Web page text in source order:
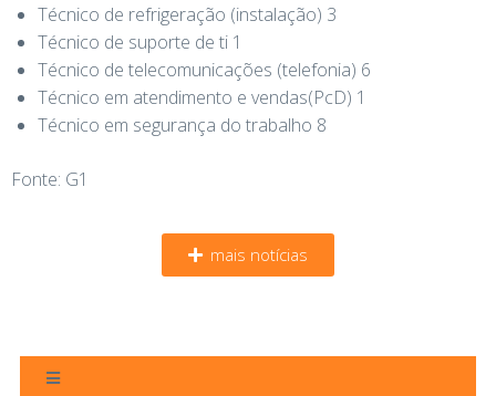
Técnico de refrigeração (instalação) 3
Técnico de suporte de ti 1
Técnico de telecomunicações (telefonia) 6
Técnico em atendimento e vendas(PcD) 1
Técnico em segurança do trabalho 8
Fonte: G1
mais notícias